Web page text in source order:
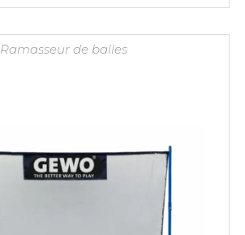
était : est :
Ramasseur de balles